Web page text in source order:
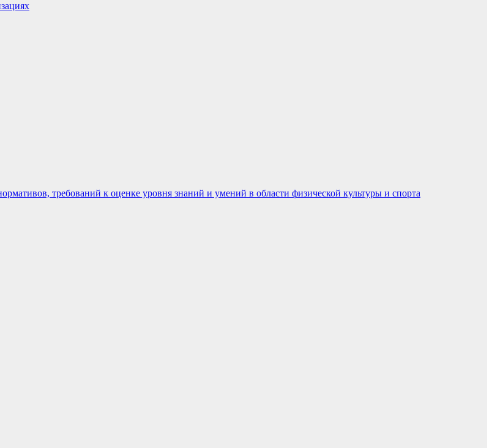
требований к оценке уровня знаний и умений в области физической культуры и спорта